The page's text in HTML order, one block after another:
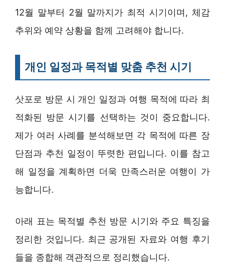
12월 말부터 2월 말까지가 최적 시기이며, 체감
추위와 예약 상황을 함께 고려해야 합니다.
개인 일정과 목적별 맞춤 추천 시기
삿포로 방문 시 개인 일정과 여행 목적에 따라 최
적화된 방문 시기를 선택하는 것이 중요합니다.
제가 여러 사례를 분석해보면 각 목적에 따른 장
단점과 추천 일정이 뚜렷한 편입니다. 이를 참고
해 일정을 계획하면 더욱 만족스러운 여행이 가
능합니다.
아래 표는 목적별 추천 방문 시기와 주요 특징을
정리한 것입니다. 최근 공개된 자료와 여행 후기
들을 종합해 객관적으로 정리했습니다.